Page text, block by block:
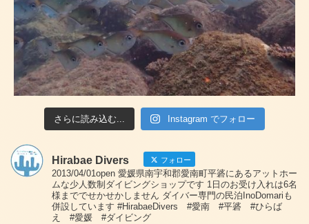
さらに読み込む... Instagram でフォロー
Hirabae Divers フォロー
2013/04/01open 愛媛県南宇和郡愛南町平碆にあるアットホー
ムな少人数制ダイビングショップです 1日のお受け入れは6名
様まででせかせかしません ダイバー専門の民泊InoDomariも
併設しています #HirabaeDivers #愛南 #平碆 #ひらば
え #愛媛 #ダイビング